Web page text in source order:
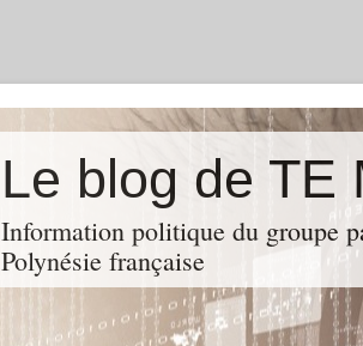
Le blog de TE
Information politique du groupe
Polynésie française